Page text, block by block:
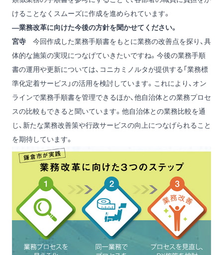
けることなくスムーズに作成を進められています。
―業務改革に向けた今後の方針を聞かせてください。
宮寺 今回作成した業務手順書をもとに業務の改善点を探り、具
体的な施策の実現につなげていきたいですね。今後の業務手順
書の運用や更新については、コニカミノルタが提供する「業務標
準化定着サービス」の活用を検討しています。これにより、オン
ラインで業務手順書を管理できるほか、他自治体との業務プロセ
スの比較もできると聞いています。他自治体との業務比較を通
じ、新たな業務改善策や行政サービスの向上につなげられること
を期待しています。